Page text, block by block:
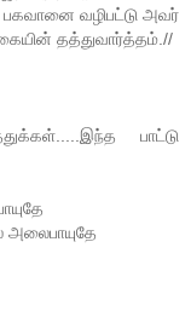
வழிபட்டு அவர்
தத்துவார்த்தம்.//
பாட்டு